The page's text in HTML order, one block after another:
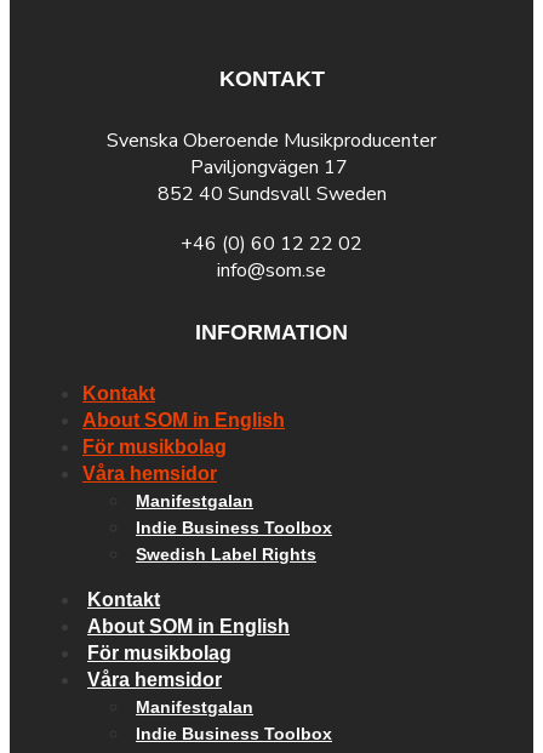
KONTAKT
Svenska Oberoende Musikproducenter
Paviljongvägen 17
852 40 Sundsvall Sweden
+46 (0) 60 12 22 02
info@som.se
INFORMATION
Kontakt
About SOM in English
För musikbolag
Våra hemsidor
Manifestgalan
Indie Business Toolbox
Swedish Label Rights
Kontakt
About SOM in English
För musikbolag
Våra hemsidor
Manifestgalan
Indie Business Toolbox